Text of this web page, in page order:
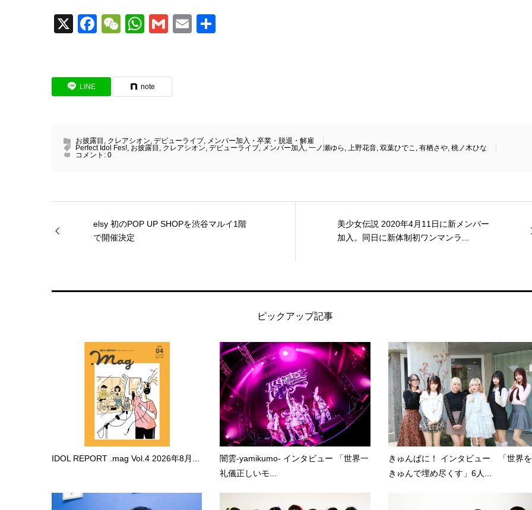
X Facebook
WeChat
WhatsApp
GmailEmail
LINE note
お披露目 クレアシオン デビューライブ
メンバー加入・卒業・脱退・解雇
Perfect Idol Fes! お披露目 クレアシオン デビューライブ メンバー加入 一ノ瀬ゆら 上野花音 双葉ひでこ 有栖さや 桃ノ木ひな
コメント: 0
elsy 初のPOP UP SHOPを渋谷マルイ1階
で開催決定
美少女伝説 2020年4月11日に新メンバー
加入。同日に新体制初ワンマンラ...
ピックアップ記事
IDOL REPORT .mag Vol.4 2026年8月...
闇雲-yamikumo- インタビュー 「世界一
礼儀正しいモ...
きゅんぱに！ インタビュー 「世界を
きゅんで埋め尽くす」6人...